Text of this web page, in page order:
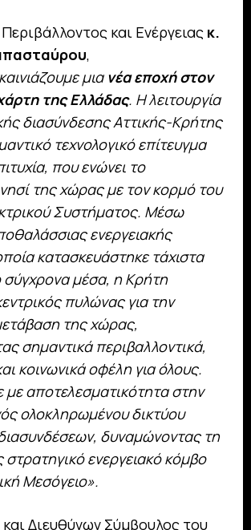
και Ενέργειας κ.
,
μια νέα εποχή στον
της Ελλάδας. Η λειτουργία
διασύνδεσης Αττικής-Κρήτης
τεχνολογικό επίτευγμα
που ενώνει το
της χώρας με τον κορμό του
Συστήματος. Μέσω
ενεργειακής
κατασκευάστηκε τάχιστα
σύγχρονα μέσα, η Κρήτη
πυλώνας για την
της χώρας,
σημαντικά περιβαλλοντικά,
κοινωνικά οφέλη για όλους.
αποτελεσματικότητα στην
ολοκληρωμένου δικτύου
δυναμώνοντας τη
ενεργειακό κόμβο
Μεσόγειο».
Διευθύνων Σύμβουλος του